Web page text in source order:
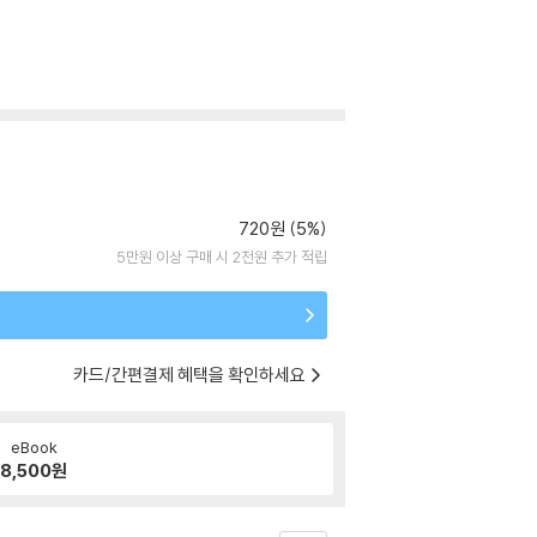
720원 (5%)
5만원 이상 구매 시 2천원 추가 적립
카드/간편결제 혜택을 확인하세요
eBook
8,500원